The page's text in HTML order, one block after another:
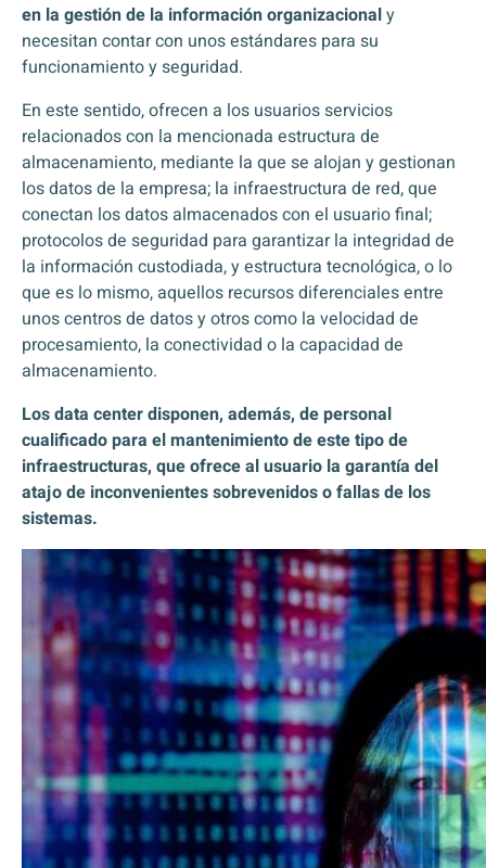
en la gestión de la información organizacionaly
necesitan contar con unos estándares para su
funcionamiento y seguridad.
En este sentido, ofrecen a los usuarios servicios
relacionados con la mencionada estructura de
almacenamiento, mediante la que se alojan y gestionan
los datos de la empresa; la infraestructura de red, que
conectan los datos almacenados con el usuario final;
protocolos de seguridad para garantizar la integridad de
la información custodiada, y estructura tecnológica, o lo
que es lo mismo, aquellos recursos diferenciales entre
unos centros de datos y otros como la velocidad de
procesamiento, la conectividad o la capacidad de
almacenamiento.
Los data center disponen, además, de personal
cualificado para el mantenimiento de este tipo de
infraestructuras, que ofrece al usuario la garantía del
atajo de inconvenientes sobrevenidos o fallas de los
sistemas.